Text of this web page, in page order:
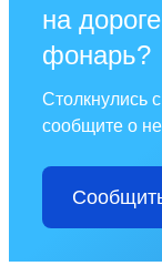
на
фонарь?
Столкнулись
сообщите о